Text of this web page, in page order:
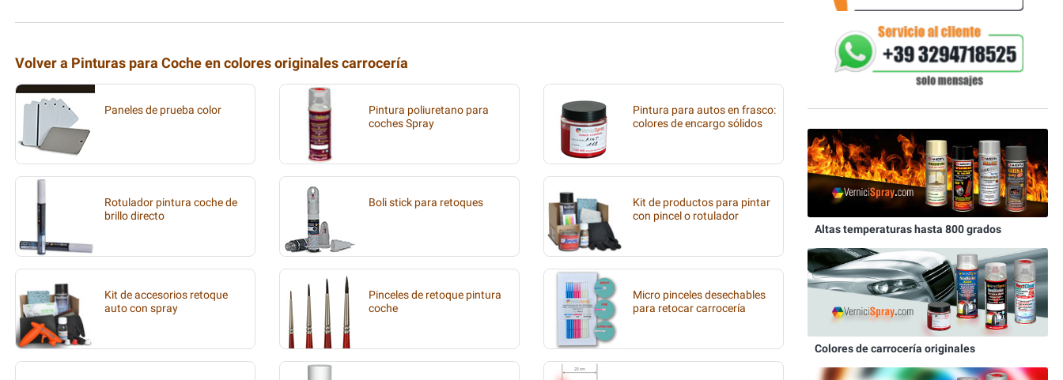
Volver a Pinturas para Coche en colores originales carrocería
Paneles de prueba color
Pintura poliuretano para
coches Spray
Pintura para autos en frasco:
colores de encargo sólidos
Rotulador pintura coche de
brillo directo
Boli stick para retoques
Kit de productos para pintar
con pincel o rotulador
Kit de accesorios retoque
auto con spray
Pinceles de retoque pintura
coche
Micro pinceles desechables
para retocar carrocería
Altas temperaturas hasta 800 grados
Colores de carrocería originales